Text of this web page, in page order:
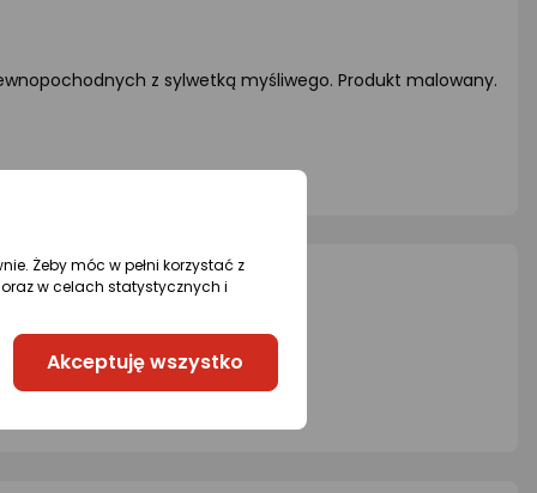
z sylwetką myśliwego. Produkt malowany.
Żeby móc w pełni korzystać z
w celach statystycznych i
Akceptuję wszystko